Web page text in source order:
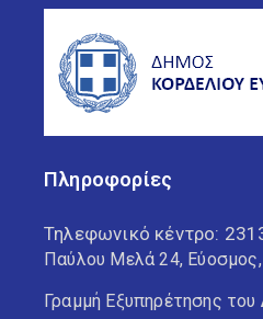
Πληροφορίες
Τηλεφωνικό κέντρο:
Παύλου Μελά 24,
Γραμμή Εξυπηρέτησης